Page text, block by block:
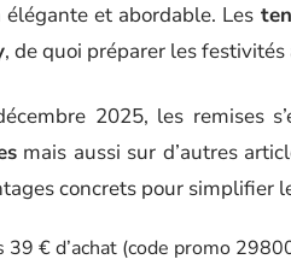
et abordable. Les
, de quoi préparer les
2025, les remises
mais aussi sur d’autres
concrets pour simplifier
39 € d’achat (code promo